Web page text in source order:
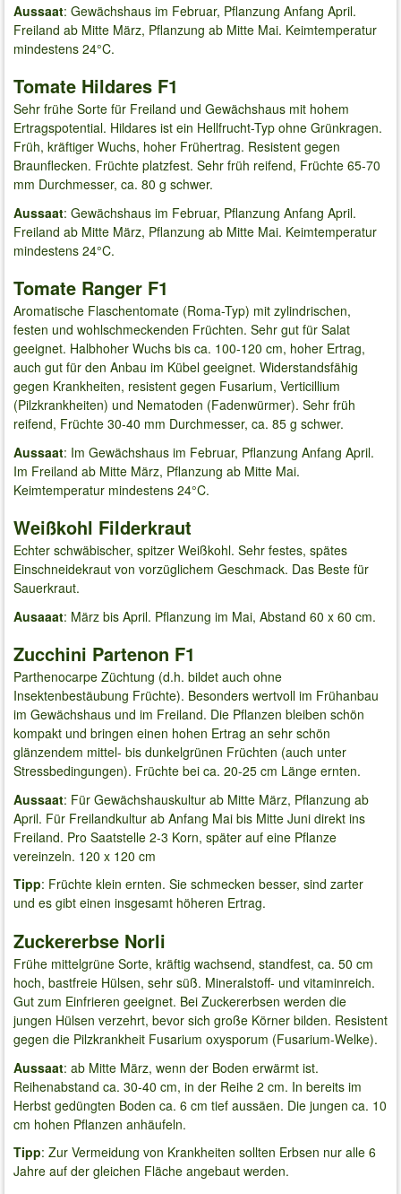
Aussaat: Gewächshaus im Februar, Pflanzung Anfang April.
Freiland ab Mitte März, Pflanzung ab Mitte Mai. Keimtemperatur
mindestens 24°C.
Tomate Hildares F1
Sehr frühe Sorte für Freiland und Gewächshaus mit hohem
Ertragspotential. Hildares ist ein Hellfrucht-Typ ohne Grünkragen.
Früh, kräftiger Wuchs, hoher Frühertrag. Resistent gegen
Braunflecken. Früchte platzfest. Sehr früh reifend, Früchte 65-70
mm Durchmesser, ca. 80 g schwer.
Aussaat: Gewächshaus im Februar, Pflanzung Anfang April.
Freiland ab Mitte März, Pflanzung ab Mitte Mai. Keimtemperatur
mindestens 24°C.
Tomate Ranger F1
Aromatische Flaschentomate (Roma-Typ) mit zylindrischen,
festen und wohlschmeckenden Früchten. Sehr gut für Salat
geeignet. Halbhoher Wuchs bis ca. 100-120 cm, hoher Ertrag,
auch gut für den Anbau im Kübel geeignet. Widerstandsfähig
gegen Krankheiten, resistent gegen Fusarium, Verticillium
(Pilzkrankheiten) und Nematoden (Fadenwürmer). Sehr früh
reifend, Früchte 30-40 mm Durchmesser, ca. 85 g schwer.
Aussaat: Im Gewächshaus im Februar, Pflanzung Anfang April.
Im Freiland ab Mitte März, Pflanzung ab Mitte Mai.
Keimtemperatur mindestens 24°C.
Weißkohl Filderkraut
Echter schwäbischer, spitzer Weißkohl. Sehr festes, spätes
Einschneidekraut von vorzüglichem Geschmack. Das Beste für
Sauerkraut.
Ausaaat: März bis April. Pflanzung im Mai, Abstand 60 x 60 cm.
Zucchini Partenon F1
Parthenocarpe Züchtung (d.h. bildet auch ohne
Insektenbestäubung Früchte). Besonders wertvoll im Frühanbau
im Gewächshaus und im Freiland. Die Pflanzen bleiben schön
kompakt und bringen einen hohen Ertrag an sehr schön
glänzendem mittel- bis dunkelgrünen Früchten (auch unter
Stressbedingungen). Früchte bei ca. 20-25 cm Länge ernten.
Aussaat: Für Gewächshauskultur ab Mitte März, Pflanzung ab
April. Für Freilandkultur ab Anfang Mai bis Mitte Juni direkt ins
Freiland. Pro Saatstelle 2-3 Korn, später auf eine Pflanze
vereinzeln. 120 x 120 cm
Tipp: Früchte klein ernten. Sie schmecken besser, sind zarter
und es gibt einen insgesamt höheren Ertrag.
Zuckererbse Norli
Frühe mittelgrüne Sorte, kräftig wachsend, standfest, ca. 50 cm
hoch, bastfreie Hülsen, sehr süß. Mineralstoff- und vitaminreich.
Gut zum Einfrieren geeignet. Bei Zuckererbsen werden die
jungen Hülsen verzehrt, bevor sich große Körner bilden. Resistent
gegen die Pilzkrankheit Fusarium oxysporum (Fusarium-Welke).
Aussaat: ab Mitte März, wenn der Boden erwärmt ist.
Reihenabstand ca. 30-40 cm, in der Reihe 2 cm. In bereits im
Herbst gedüngten Boden ca. 6 cm tief aussäen. Die jungen ca. 10
cm hohen Pflanzen anhäufeln.
Tipp: Zur Vermeidung von Krankheiten sollten Erbsen nur alle 6
Jahre auf der gleichen Fläche angebaut werden.